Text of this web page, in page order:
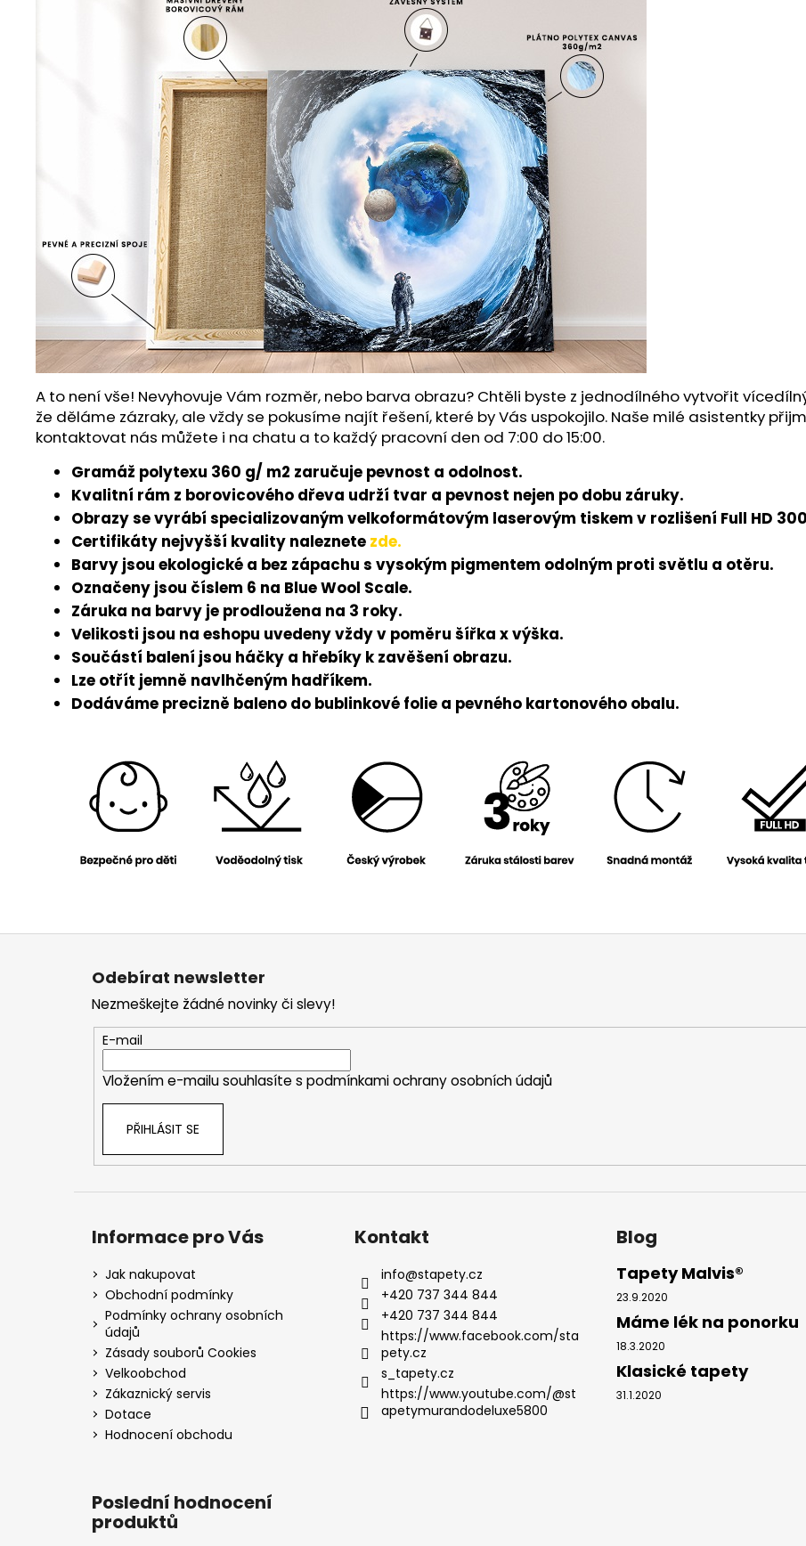
A to není vše! Nevyhovuje Vám rozměr, nebo barva obrazu? Chtěli byste z jednodílného vytvořit
že děláme zázraky, ale vždy se pokusíme najít řešení, které by Vás uspokojilo. Naše milé asistentky
kontaktovat nás můžete i na chatu a to každý pracovní den od 7:00 do 15:00.
Gramáž polytexu 360 g/ m2 zaručuje pevnost a odolnost.
Kvalitní rám z borovicového dřeva udrží tvar a pevnost nejen po dobu záruky.
Obrazy se vyrábí specializovaným velkoformátovým laserovým tiskem v rozlišení Full HD 300
Certifikáty nejvyšší kvality naleznete zde.
Barvy jsou ekologické a bez zápachu s vysokým pigmentem odolným proti světlu a otěru.
Označeny jsou číslem 6 na Blue Wool Scale.
Záruka na barvy je prodloužena na 3 roky.
Velikosti jsou na eshopu uvedeny vždy v poměru šířka x výška.
Součástí balení jsou háčky a hřebíky k zavěšení obrazu.
Lze otřít jemně navlhčeným hadříkem.
Dodáváme precizně baleno do bublinkové folie a pevného kartonového obalu.
Odebírat newsletter
Nezmeškejte žádné novinky či slevy!
E-mail
Vložením e-mailu souhlasíte s podmínkami ochrany osobních údajů
PŘIHLÁSIT SE
Informace pro Vás
Jak nakupovat
Obchodní podmínky
Podmínky ochrany osobních
údajů
Zásady souborů Cookies
Velkoobchod
Zákaznický servis
Dotace
Hodnocení obchodu
Kontakt
info@stapety.cz
+420 737 344 844
+420 737 344 844
https://www.facebook.com/sta
pety.cz
s_tapety.cz
https://www.youtube.com/@st
apetymurandodeluxe5800
Blog
Tapety Malvis®
23.9.2020
Máme lék na ponorku
18.3.2020
Klasické tapety
31.1.2020
Poslední hodnocení
produktů